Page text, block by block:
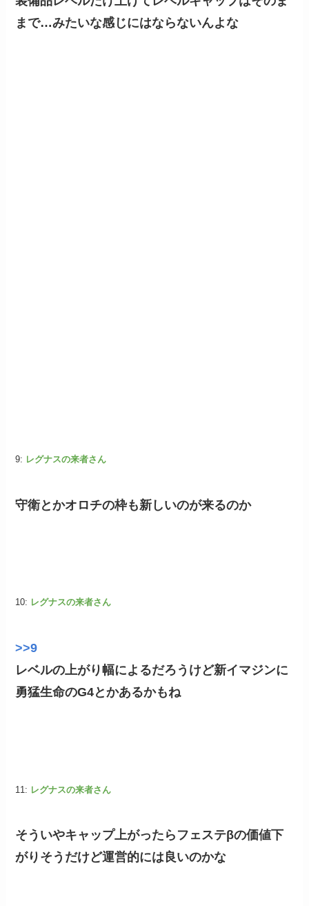
まで…みたいな感じにはならないんよな
9: レグナスの来者さん
守衛とかオロチの枠も新しいのが来るのか
10: レグナスの来者さん
>>9
レベルの上がり幅によるだろうけど新イマジンに
勇猛生命のG4とかあるかもね
11: レグナスの来者さん
そういやキャップ上がったらフェステβの価値下
がりそうだけど運営的には良いのかな